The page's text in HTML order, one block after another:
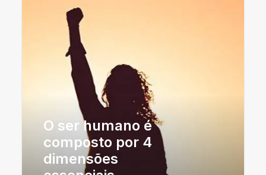
O ser humano é
composto por 4
dimensões